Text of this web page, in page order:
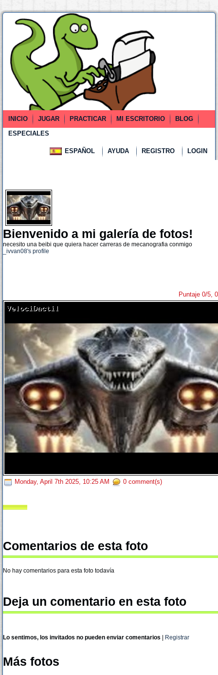
INICIO JUGAR PRACTICAR MI ESCRITORIO
BLOG
ESPECIALES
ESPAÑOL AYUDA REGISTRO LOGIN
Bienvenido a mi galería de fotos!
necesito una beibi que quiera hacer carreras de mecanografia conmigo
_ivvan08's profile
Puntaje 0/5,
Monday, April 7th 2025, 10:25 AM 0 comment(s)
Comentarios de esta foto
No hay comentarios para esta foto todavía
Deja un comentario en esta foto
Lo sentimos, los invitados no pueden enviar comentarios Registrar
Más fotos